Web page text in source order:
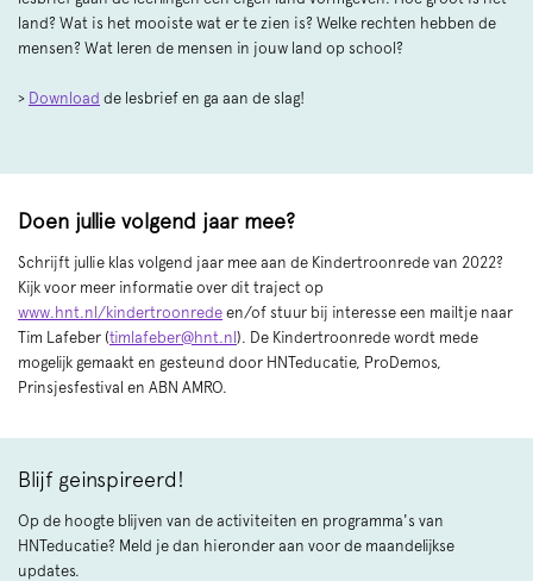
land? Wat is het mooiste wat er te zien is? Welke rechten hebben de
mensen? Wat leren de mensen in jouw land op school?
> Download de lesbrief en ga aan de slag!
Doen jullie volgend jaar mee?
Schrijft jullie klas volgend jaar mee aan de Kindertroonrede van 2022?
Kijk voor meer informatie over dit traject op
www.hnt.nl/kindertroonrede en/of stuur bij interesse een mailtje naar
Tim Lafeber (timlafeber@hnt.nl ). De Kindertroonrede wordt mede
mogelijk gemaakt en gesteund door HNTeducatie, ProDemos,
Prinsjesfestival en ABN AMRO.
Blijf geinspireerd!
Op de hoogte blijven van de activiteiten en programma's van
HNTeducatie? Meld je dan hieronder aan voor de maandelijkse
updates.